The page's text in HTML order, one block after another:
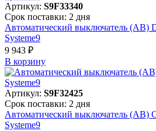
Артикул: S9F33340
Срок поставки: 2 дня
Автоматический выключатель (АВ)
Systeme9
9 943 ₽
В корзинy
Артикул: S9F32425
Срок поставки: 2 дня
Автоматический выключатель (АВ)
Systeme9